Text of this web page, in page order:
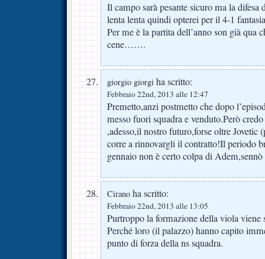
Il campo sarà pesante sicuro ma la difesa
lenta lenta quindi opterei per il 4-1
Per me è la partita dell’anno son già qua
cene…….
giorgio giorgi ha scritto:
Febbraio 22nd, 2013 alle 12:47
Premetto,anzi postmetto che dopo
messo fuori squadra e venduto.Però
,adesso,il nostro futuro,forse oltre Jovetic
corre a rinnovargli il contratto!Il periodo
gennaio non è certo colpa di
Cirano ha scritto:
Febbraio 22nd, 2013 alle 13:05
Purtroppo la formazione della viola viene
Perché loro (il palazzo) hanno capito
punto di forza della ns squadra.